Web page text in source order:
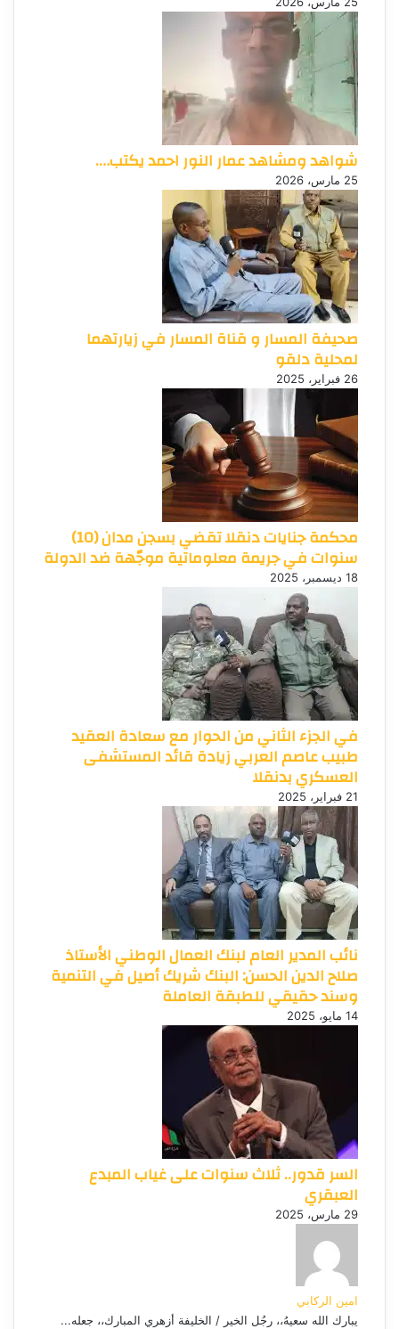
شواهد ومشاهد عمار النور احمد يكتب….
25 مارس، 2026
صحيفة المسار و قناة المسار في زيارتهما
لمحلية دلقو
26 فبراير، 2025
محكمة جنايات دنقلا تقضي بسجن مدان (10)
سنوات في جريمة معلوماتية موجّهة ضد الدولة
18 ديسمبر، 2025
في الجزء الثاني من الحوار مع سعادة العقيد
طبيب عاصم العربي زيادة قائد المستشفى
العسكري بدنقلا
21 فبراير، 2025
نائب المدير العام لبنك العمال الوطني الأستاذ
صلاح الدين الحسن: البنك شريك أصيل في التنمية
وسند حقيقي للطبقة العاملة
14 مايو، 2025
السر قدور.. ثلاث سنوات على غياب المبدع
العبقري
29 مارس، 2025
امين الركابي
يبارك الله سعيهُ،، رجُل الخير / الخليفة أزهري المبارك،، جعله...